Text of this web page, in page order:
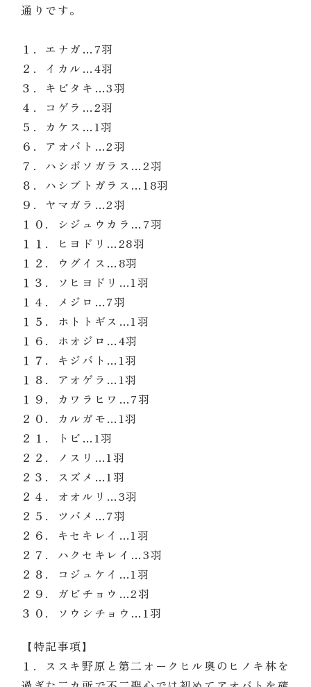
通りです。
１．エナガ…7羽
２ ． イカル …4羽
３ ． キビタキ …3羽
４．コゲラ …2羽
５．カケス … 1羽
６．アオバト …2羽
７．ハシボソガラス …2羽
８．ハシブトガラス … 18羽
９．ヤマガラ …2羽
１０．シジュウカラ … 7羽
１１．ヒヨドリ …28羽
１２．ウグイス … 8羽
１３．ソヒヨドリ …1羽
１４．メジロ …7羽
１５．ホトトギス …1羽
１６．ホオジロ …4羽
１７．キジバト … 1羽
１８．アオゲラ … 1羽
１９．カワラヒワ …7羽
２０．カルガモ… 1羽
２１．トビ … 1羽
２２．ノスリ …1羽
２３．スズメ …1羽
２４．オオルリ …3羽
２５．ツバメ …7羽
２６．キセキレイ …1羽
２７．ハクセキレイ …3羽
２８．コジュケイ …1羽
２９．ガビチョウ …2羽
３０．ソウシチョウ … 1羽
【特記事項】
１．ススキ野原と第二オークヒル奥のヒノキ林を